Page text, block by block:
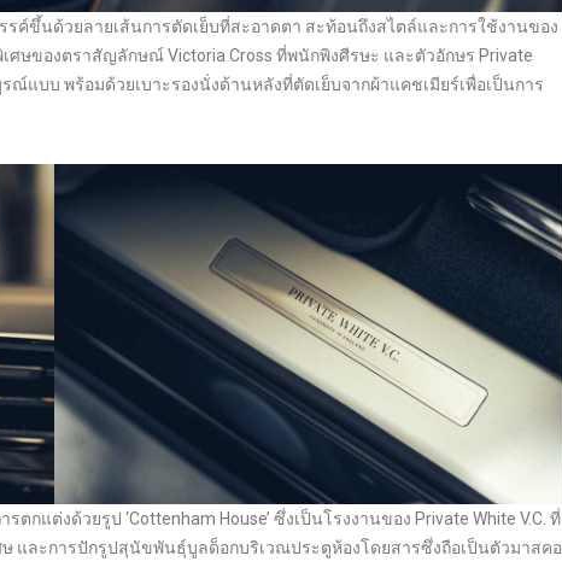
ค์ขึ้นด้วยลายเส้นการตัดเย็บที่สะอาดตา สะท้อนถึงสไตล์และการใช้งานของ
ศษของตราสัญลักษณ์ Victoria Cross ที่พนักพิงศีรษะ และตัวอักษร Private
ณ์แบบ พร้อมด้วยเบาะรองนั่งด้านหลังที่ตัดเย็บจากผ้าแคชเมียร์เพื่อเป็นการ
แต่งด้วยรูป ‘Cottenham House’ ซึ่งเป็นโรงงานของ Private White V.C. ที่
และการปักรูปสุนัขพันธุ์บูลด็อกบริเวณประตูห้องโดยสารซึ่งถือเป็นตัวมาสคอ